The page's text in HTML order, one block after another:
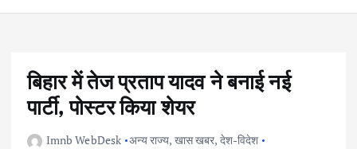
बिहार में तेज प्रताप यादव ने बनाई नई
पार्टी, पोस्टर किया शेयर
Imnb WebDesk अन्य राज्य, खास खबर, देश-विदेश